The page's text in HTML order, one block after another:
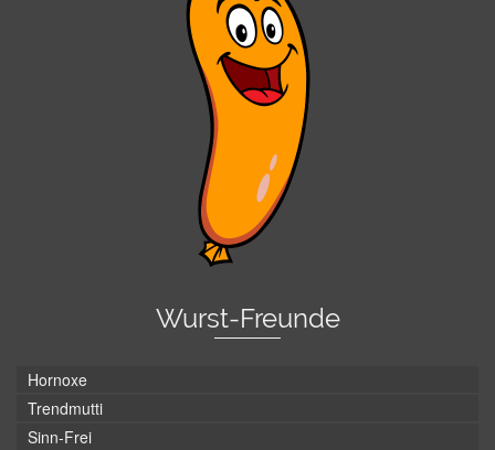
Wurst-Freunde
Hornoxe
Trendmutti
Sinn-Frei